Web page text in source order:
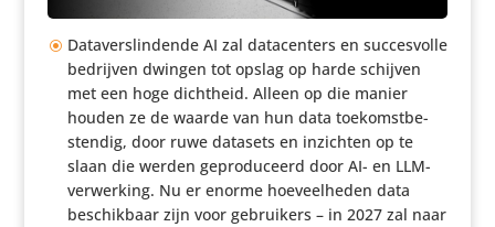
Data­ver­slin­dende AI zal data­cen­ters en succes­volle
bedrijven dwingen tot opslag op harde schijven
met een hoge dichtheid. Alleen op die manier
houden ze de waarde van hun data toekomst­be­
stendig, door ruwe datasets en inzichten op te
slaan die werden gepro­du­ceerd door AI- en LLM-
verwer­king. Nu er enorme hoeveel­heden data
beschik­baar zijn voor gebrui­kers – in 2027 zal naar